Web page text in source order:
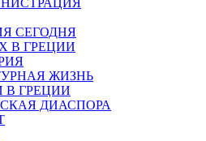
СЕГОДНЯ
В ГРЕЦИИ
ЖИЗНЬ
ГРЕЦИИ
ДИАСПОРА